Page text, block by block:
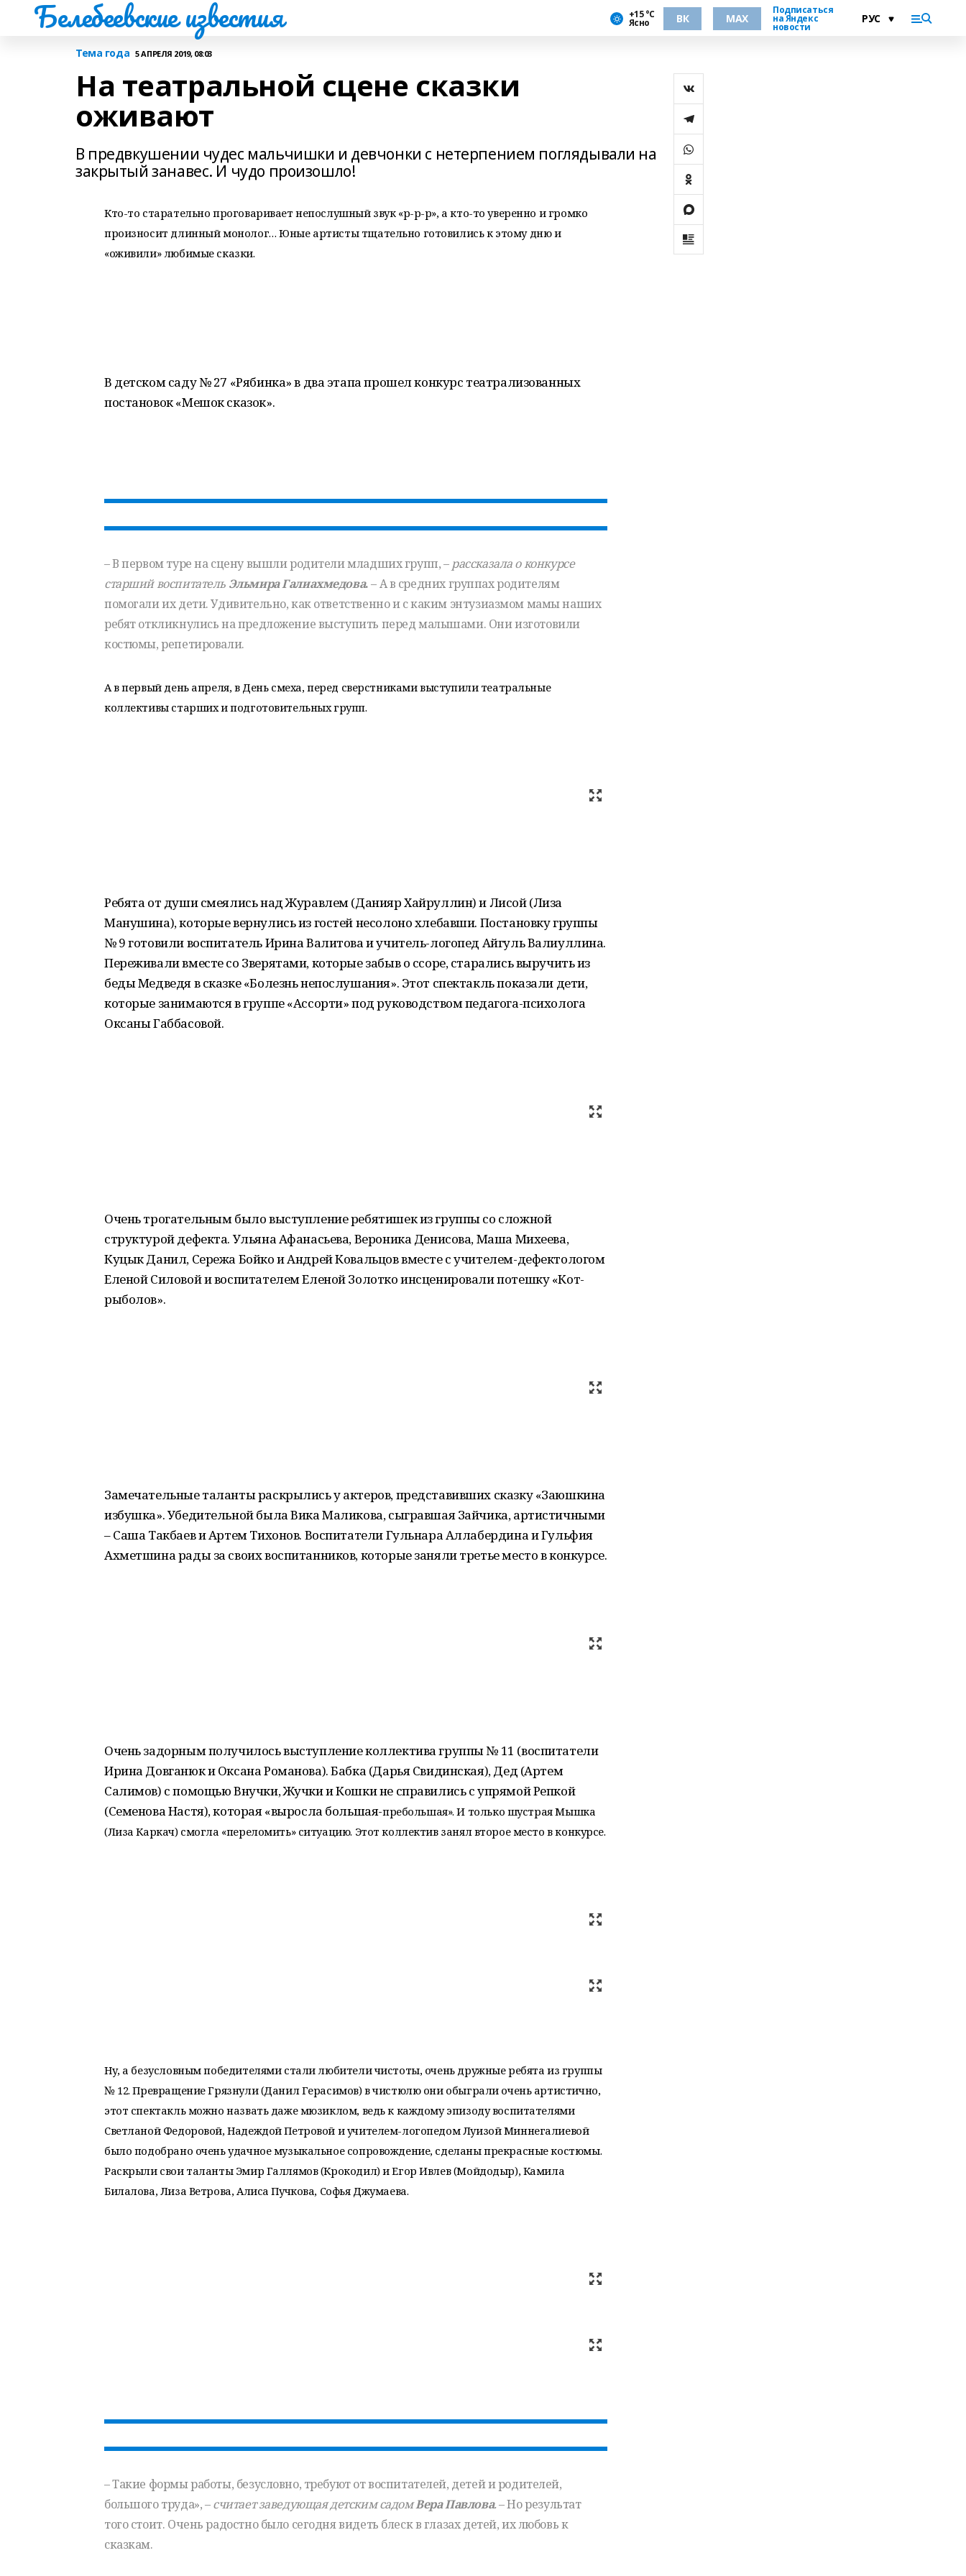
Белебеевские известия +15 °С
Ясно ВК MAX
Подписаться
на Яндекс
новости
Тема года 5 АПРЕЛЯ 2019, 08:03
На театральной сцене сказки
оживают
В предвкушении чудес мальчишки и девчонки с нетерпением поглядывали на
закрытый занавес. И чудо произошло!
Кто-то старательно проговаривает непослушный звук «р-р-р», а кто-то уверенно и громко
произносит длинный монолог… Юные артисты тщательно готовились к этому дню и
«оживили» любимые сказки.
В детском саду № 27 «Рябинка» в два этапа прошел конкурс театрализованных
постановок «Мешок сказок».
– В первом туре на сцену вышли родители младших групп, – рассказала о конкурсе
старший воспитатель Эльмира Галиахмедова.– А в средних группах родителям
помогали их дети. Удивительно, как ответственно и с каким энтузиазмом мамы наших
ребят откликнулись на предложение выступить перед малышами. Они изготовили
костюмы, репетировали.
А в первый день апреля, в День смеха, перед сверстниками выступили театральные
коллективы старших и подготовительных групп.
Ребята от души смеялись над Журавлем (Данияр Хайруллин) и Лисой (Лиза
Манушина), которые вернулись из гостей несолоно хлебавши. Постановку группы
№ 9 готовили воспитатель Ирина Валитова и учитель-логопед Айгуль Валиуллина.
Переживали вместе со Зверятами, которые забыв о ссоре, старались выручить из
беды Медведя в сказке «Болезнь непослушания». Этот спектакль показали дети,
которые занимаются в группе «Ассорти» под руководством педагога-психолога
Оксаны Габбасовой.
Очень трогательным было выступление ребятишек из группы со сложной
структурой дефекта. Ульяна Афанасьева, Вероника Денисова, Маша Михеева,
Куцык Данил, Сережа Бойко и Андрей Ковальцов вместе с учителем-дефектологом
Еленой Силовой и воспитателем Еленой Золотко инсценировали потешку «Кот-
рыболов».
Замечательные таланты раскрылись у актеров, представивших сказку «Заюшкина
избушка». Убедительной была Вика Маликова, сыгравшая Зайчика, артистичными
– Саша Такбаев и Артем Тихонов. Воспитатели Гульнара Аллабердина и Гульфия
Ахметшина рады за своих воспитанников, которые заняли третье место в конкурсе.
Очень задорным получилось выступление коллектива группы № 11 (воспитатели
Ирина Довганюк и Оксана Романова). Бабка (Дарья Свидинская), Дед (Артем
Салимов) с помощью Внучки, Жучки и Кошки не справились с упрямой Репкой
(Семенова Настя), которая «выросла большая-пребольшая». И только шустрая Мышка
(Лиза Каркач) смогла «переломить» ситуацию. Этот коллектив занял второе место в конкурсе.
Ну, а безусловным победителями стали любители чистоты, очень дружные ребята из группы
№ 12. Превращение Грязнули (Данил Герасимов) в чистюлю они обыграли очень артистично,
этот спектакль можно назвать даже мюзиклом, ведь к каждому эпизоду воспитателями
Светланой Федоровой, Надеждой Петровой и учителем-логопедом Луизой Миннегалиевой
было подобрано очень удачное музыкальное сопровождение, сделаны прекрасные костюмы.
Раскрыли свои таланты Эмир Галлямов (Крокодил) и Егор Ивлев (Мойдодыр), Камила
Билалова, Лиза Ветрова, Алиса Пучкова, Софья Джумаева.
– Такие формы работы, безусловно, требуют от воспитателей, детей и родителей,
большого труда», –считает заведующая детским садомВера Павлова.– Но результат
того стоит. Очень радостно было сегодня видеть блеск в глазах детей, их любовь к
сказкам.